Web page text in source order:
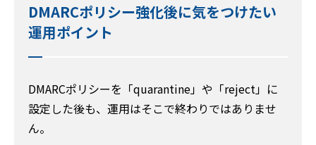
DMARCポリシー強化後に気をつけたい
運用ポイント
DMARCポリシーを「quarantine」や「reject」に
設定した後も、運用はそこで終わりではありませ
ん。